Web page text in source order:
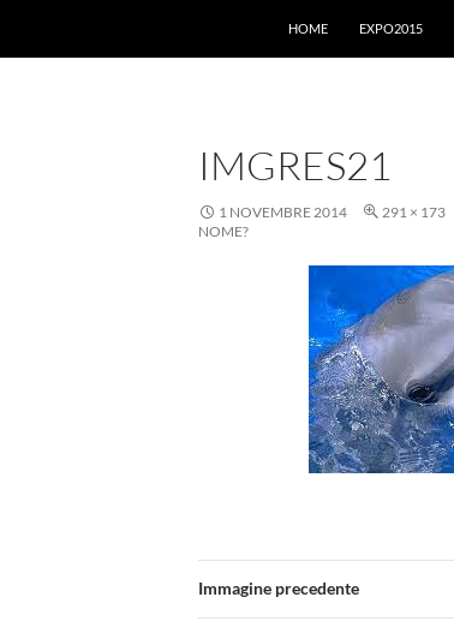
HOME
EXPO2015
IMGRES21
1 NOVEMBRE 2014 291 × 173
NOME?
Immagine precedente